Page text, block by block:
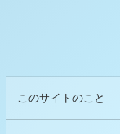
このサイトのこと